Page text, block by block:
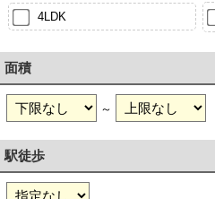
4LDK
面積
～
駅徒歩